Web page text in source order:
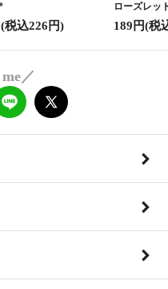
税込226円)
ローズレッ
189円(税
／